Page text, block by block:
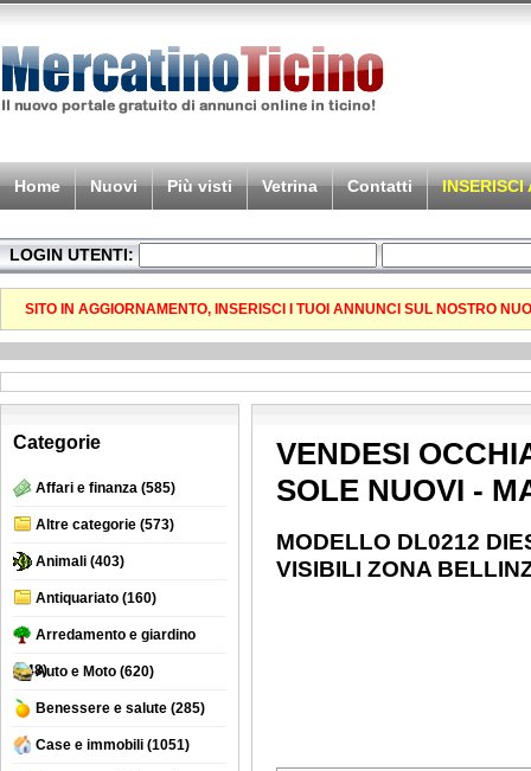
Home Nuovi Più visti Vetrina Contatti INSERISCI
LOGIN UTENTI:
SITO IN AGGIORNAMENTO, INSERISCI I TUOI ANNUNCI SUL NOSTRO
Categorie
Affari e finanza (585)
Altre categorie (573)
Animali (403)
Antiquariato (160)
Arredamento e giardino
(748)Auto e Moto (620)
Benessere e salute (285)
Case e immobili (1051)
VENDESI
SOLE NUOVI -
MODELLO DL0212
VISIBILI ZONA